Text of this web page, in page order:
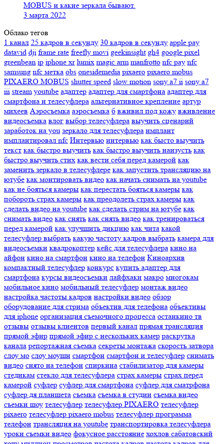
MOBUS и какие зеркала бывают.
3 марта 2022
Облако тегов
1 канал 25 кадров в секунду 30 кадров в секунду apple pay
datavid dji frame rate freefly movi geekinsight gh4 google pixel
greenbean ip iphone xr lumix magic arm manfrotto nfc pay nfc
samsung nfc метка obs onesidemedia pixaero pixaero mobus
PIXAERO MOBUS shutter speed slow motion sony a7 ii sony a7
iii stream youtube адаптер адаптер для смартфона адаптер для
смартфона и телесуфлера альтернативное крепление артур
михеев Аэросъемка аэросъемка б вживил под кожу вживление
видеосъемка влог выбор телесуфлера выучить сценарий
заработок на you зеркало для телесуфлера имплант
имплантировал nfc Интервью интервью как бысто выучить
текст как быстро выучить как быстро выучить наизусть как
быстро выучить стих как вести себя перед камерой как
заменить зеркало в телесуфлере как запустить трансляцию на
ютубе как монтировать видео как начать снимать на youtube
как не бояться камеры как перестать бояться камеры как
побороть страх камеры как преодолеть страх камеры как
сделать видео на youtube как сделать стрим на ютубе как
снимать видео как снять как снять видео как тренироваться
перед камерой как улучшить дикцию как чита какой
телесуфлер выбрать какую частоту кадров выбрать камера для
видеосъемки квадрокоптер кейс для телесуфлера кино на
айфон кино на смартфон кино на телефон Киноархив
компактный телесуфлер конкурс купить адаптер для
смартфона курсы видеосъемки лайфхаки макро многокам
мобильное кино мобильный телесуфлер монтаж видео
настройка частоты кадров настройки видео обзор
оборудование для стрима объектив для телефона объективы
для iphone организация съемочного процесса останкино тв
отзывы отзывы клиентов первый канал прямая трансляция
прямой эфир прямой эфир с нескольких камер раскрутка
канала репортажная съемка секреты монтажа скорость затвора
слоу мо слоу моушн смартфон смартфон и телесуфлер снимать
видео снято на телефон спиркина стабилизатор для камеры
стедикам стекло для телесуфлера страх камеры страх перед
камерой суфлер суфлер для смартфона суфлер для сматрфона
суфлер дя планшета съемка съемка в студии съемка видео
съемки шоу телесуфлер телесуфлер PIXAERO телесуфлер
pixaero телесуфлер pixaero mobus телесуфлер программа
телефон трансляция на youtube транспортировка телесуфлера
уроки съемки видео фокусное расстояние хохлов сабатовский